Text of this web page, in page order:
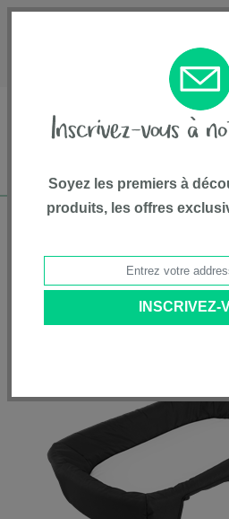
de 75$*
Accueil •Équipement Et Accessoires•
Soyez les premiers à
produits, les offres